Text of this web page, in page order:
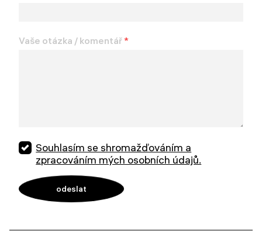
Vaše otázka / komentář*
Souhlasím se shromažďováním a
zpracováním mých osobních údajů.